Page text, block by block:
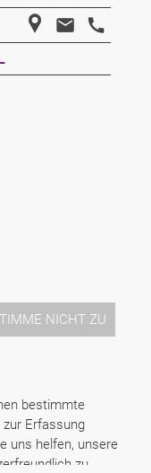
bestimmte
zur Erfassung
uns helfen, unsere
zu
NICHT ZU
DUBIS, ZAJĄC I